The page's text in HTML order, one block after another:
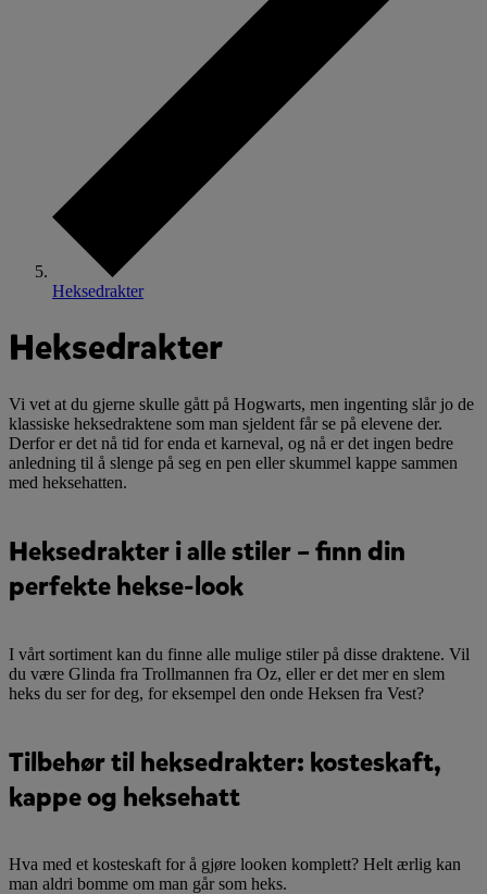
Heksedrakter
Heksedrakter
Vi vet at du gjerne skulle gått på Hogwarts, men ingenting slår jo de
klassiske heksedraktene som man sjeldent får se på elevene der.
Derfor er det nå tid for enda et karneval, og nå er det ingen bedre
anledning til å slenge på seg en pen eller skummel kappe sammen
med heksehatten.
Heksedrakter i alle stiler – finn din
perfekte hekse-look
I vårt sortiment kan du finne alle mulige stiler på disse draktene. Vil
du være Glinda fra Trollmannen fra Oz, eller er det mer en slem
heks du ser for deg, for eksempel den onde Heksen fra Vest?
Tilbehør til heksedrakter: kosteskaft,
kappe og heksehatt
Hva med et kosteskaft for å gjøre looken komplett? Helt ærlig kan
man aldri bomme om man går som heks.